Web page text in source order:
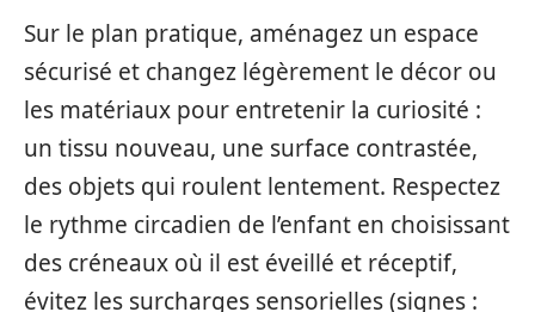
Sur le plan pratique, aménagez un espace
sécurisé et changez légèrement le décor ou
les matériaux pour entretenir la curiosité :
un tissu nouveau, une surface contrastée,
des objets qui roulent lentement. Respectez
le rythme circadien de l’enfant en choisissant
des créneaux où il est éveillé et réceptif,
évitez les surcharges sensorielles (signes :